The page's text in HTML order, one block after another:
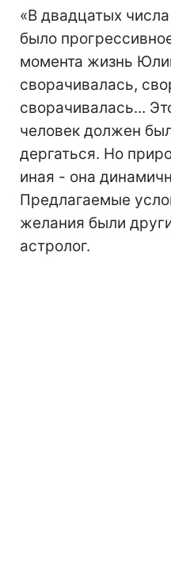
«В двадцатых
было
момента жизнь
сворачивалась,
сворачивалась...
человек должен
дергаться. Но
иная - она
Предлагаемые
желания были
астролог.